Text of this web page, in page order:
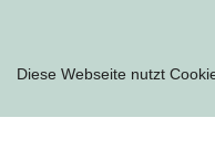
Diese Webseite nutzt